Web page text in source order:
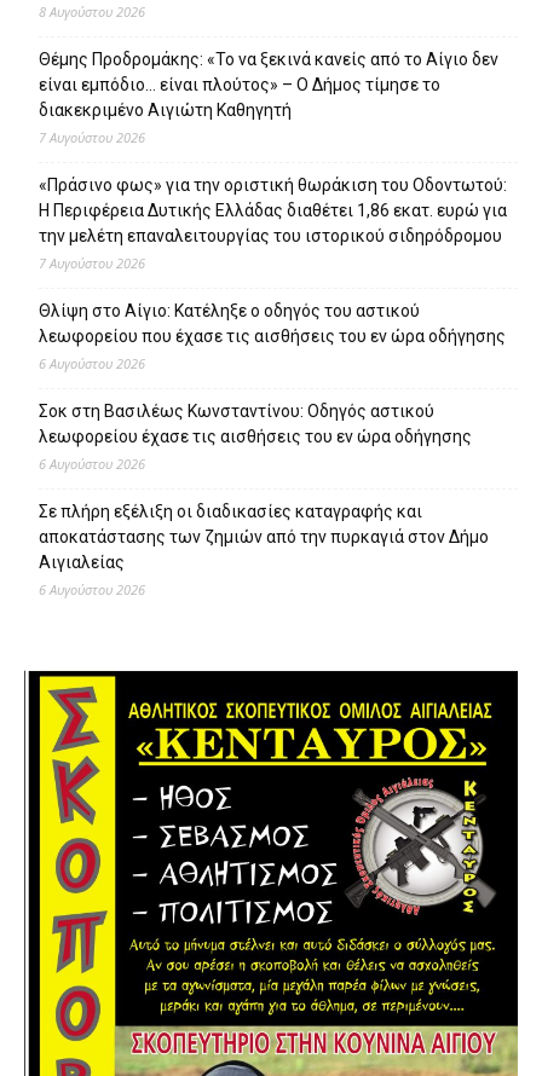
8 Αυγούστου 2026
Θέμης Προδρομάκης: «Το να ξεκινά κανείς από το Αίγιο δεν
είναι εμπόδιο… είναι πλούτος» – O Δήμος τίμησε το
διακεκριμένο Αιγιώτη Καθηγητή
7 Αυγούστου 2026
«Πράσινο φως» για την οριστική θωράκιση του Οδοντωτού:
Η Περιφέρεια Δυτικής Ελλάδας διαθέτει 1,86 εκατ. ευρώ για
την μελέτη επαναλειτουργίας του ιστορικού σιδηρόδρομου
7 Αυγούστου 2026
Θλίψη στο Αίγιο: Κατέληξε ο οδηγός του αστικού
λεωφορείου που έχασε τις αισθήσεις του εν ώρα οδήγησης
6 Αυγούστου 2026
Σοκ στη Βασιλέως Κωνσταντίνου: Οδηγός αστικού
λεωφορείου έχασε τις αισθήσεις του εν ώρα οδήγησης
6 Αυγούστου 2026
Σε πλήρη εξέλιξη οι διαδικασίες καταγραφής και
αποκατάστασης των ζημιών από την πυρκαγιά στον Δήμο
Αιγιαλείας
6 Αυγούστου 2026